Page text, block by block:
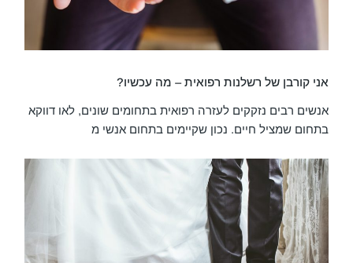
אני קורבן של רשלנות רפואית – מה עכשיו?
אנשים רבים נזקקים לעזרה רפואית בתחומים שונים, לאו דווקא
בתחום שמציל חיים. נכון שקיימים בתחום אנשי מ